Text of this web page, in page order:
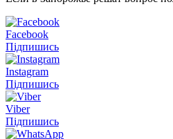
Facebook
Підпишись
Instagram
Підпишись
Viber
Підпишись